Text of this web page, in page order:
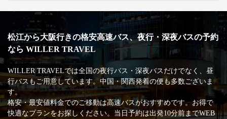
松江から大阪行きの格安高速バス、夜行・深夜バスの予約
なら WILLER TRAVEL
WILLER TRAVELでは全国の夜行バス・深夜バスだけでなく、昼
行バスもご用意しています。中国・関西発着の便も多数ございま
す。
格安・最安値料金でのご移動は高速バスがおすすめです。お得で
快適なプランをお探しください。当日予約は出発10分前までWEB